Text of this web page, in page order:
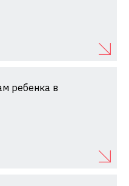
ребенка в